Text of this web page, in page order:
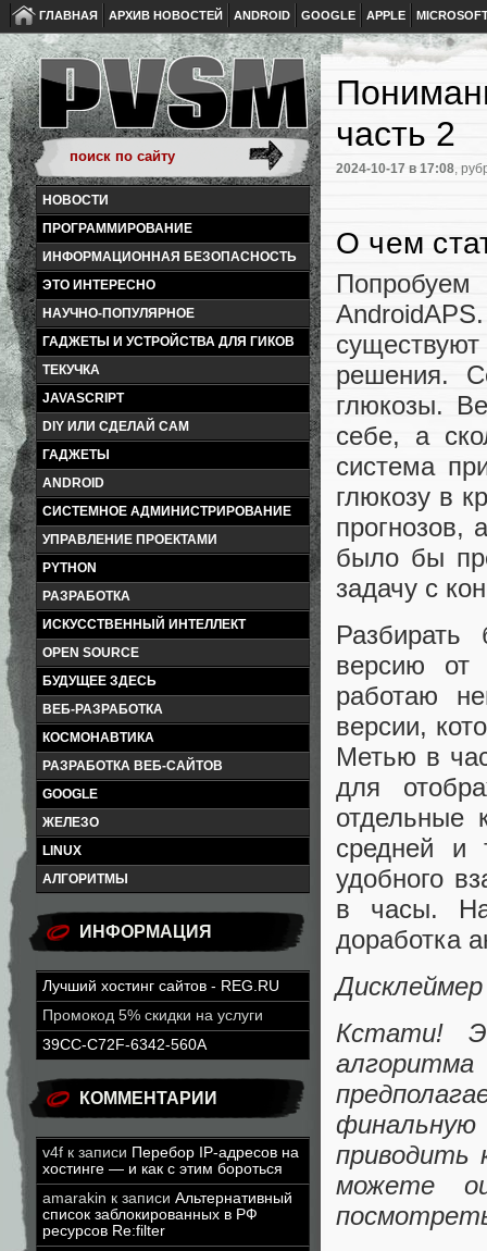
ГЛАВНАЯ АРХИВ НОВОСТЕЙ ANDROID GOOGLE APPLE
НОВОСТИ
ПРОГРАММИРОВАНИЕ
ИНФОРМАЦИОННАЯ БЕЗОПАСНОСТЬ
ЭТО ИНТЕРЕСНО
НАУЧНО-ПОПУЛЯРНОЕ
ГАДЖЕТЫ И УСТРОЙСТВА ДЛЯ ГИКОВ
ТЕКУЧКА
JAVASCRIPT
DIY ИЛИ СДЕЛАЙ САМ
ГАДЖЕТЫ
ANDROID
СИСТЕМНОЕ АДМИНИСТРИРОВАНИЕ
УПРАВЛЕНИЕ ПРОЕКТАМИ
PYTHON
РАЗРАБОТКА
ИСКУССТВЕННЫЙ ИНТЕЛЛЕКТ
OPEN SOURCE
БУДУЩЕЕ ЗДЕСЬ
ВЕБ-РАЗРАБОТКА
КОСМОНАВТИКА
РАЗРАБОТКА ВЕБ-САЙТОВ
GOOGLE
ЖЕЛЕЗО
LINUX
АЛГОРИТМЫ
ИНФОРМАЦИЯ
Лучший хостинг сайтов - REG.RU
Промокод 5% скидки на услуги
39CC-C72F-6342-560A
КОММЕНТАРИИ
v4f к записи Перебор IP-адресов на
хостинге — и как с этим бороться
amarakin к записи Альтернативный
список заблокированных в РФ
ресурсов Re:filter
часть 2
2024-10-17 в 17:08,
О чем
решения.
глюкозы.
себе, а
система
глюкозу в
прогнозов,
было бы
задачу с
версию
работаю
версии,
Метью в
для
отдельные
средней и
удобного
в часы.
доработка
Дисклеймер
Кстати!
приводить
можете